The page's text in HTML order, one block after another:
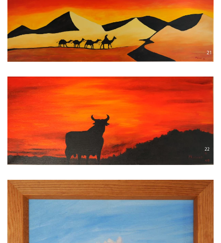
Voir l'image
Voir l'image